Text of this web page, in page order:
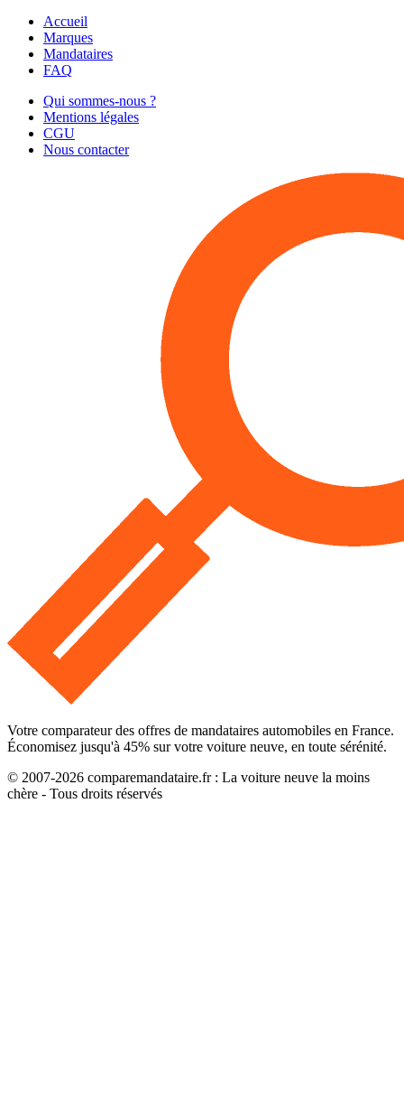
Accueil
Marques
Mandataires
FAQ
Qui sommes-nous ?
Mentions légales
CGU
Nous contacter
Votre comparateur des offres de mandataires automobiles en France.
Économisez jusqu'à 45% sur votre voiture neuve, en toute sérénité.
© 2007-2026 comparemandataire.fr : La voiture neuve la moins
chère - Tous droits réservés